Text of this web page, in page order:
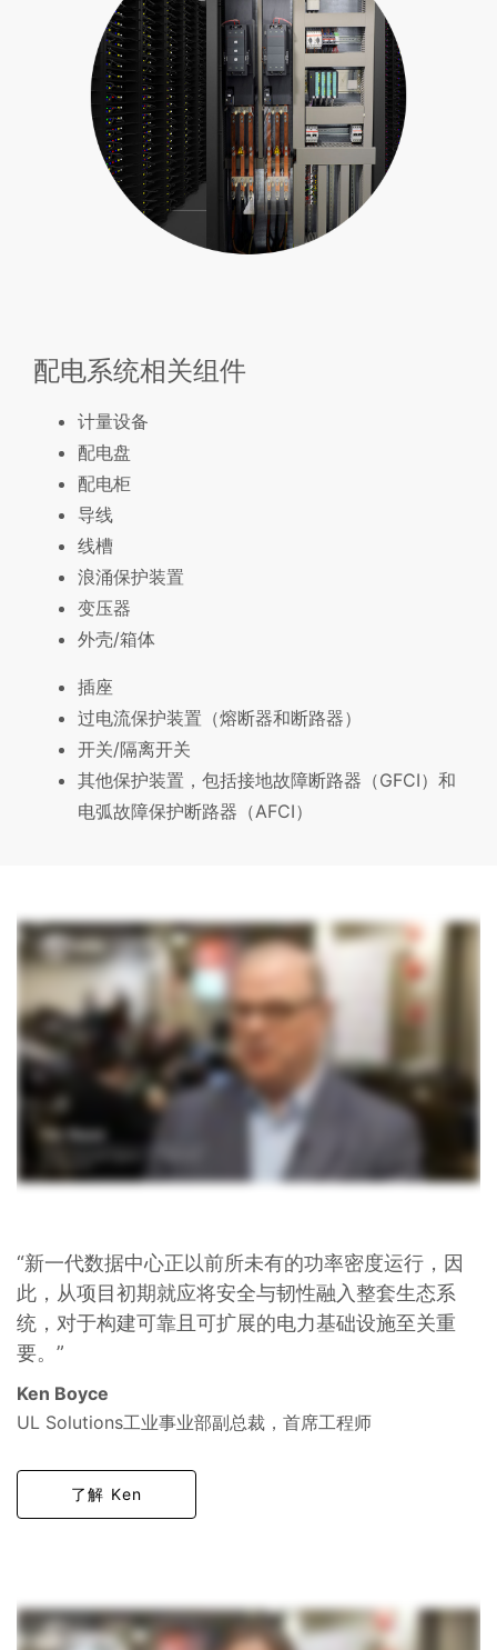
配电系统相关组件
计量设备
配电盘
配电柜
导线
线槽
浪涌保护装置
变压器
外壳/箱体
插座
过电流保护装置（熔断器和断路器）
开关/隔离开关
其他保护装置，包括接地故障断路器（GFCI）和
电弧故障保护断路器（AFCI）
“新一代数据中心正以前所未有的功率密度运行，因
此，从项目初期就应将安全与韧性融入整套生态系
统，对于构建可靠且可扩展的电力基础设施至关重
要。”
Ken Boyce
UL Solutions工业事业部副总裁，首席工程师
了解 Ken